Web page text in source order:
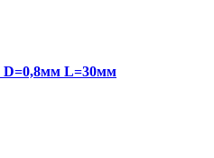
D=0,8мм L=30мм